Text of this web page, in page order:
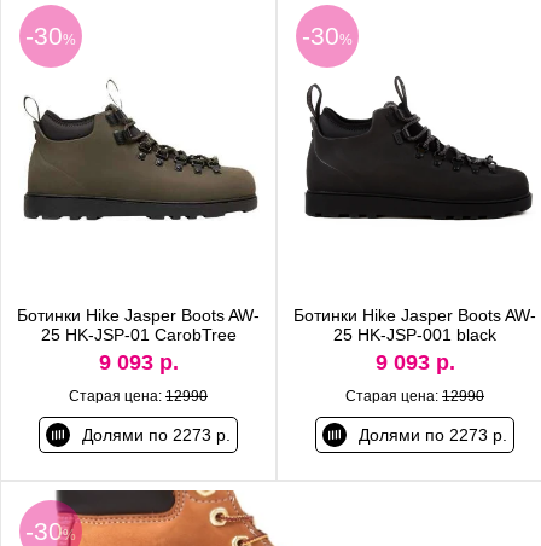
-30%
Ботинки Hike Jasper Boots AW-
25 HK-JSP-01 CarobTree
9 093 р.
Старая цена: 12990
Долями по 2273 р.
-30%
Ботинки Hike Jasper Boots AW-
25 HK-JSP-001 black
9 093 р.
Старая цена: 12990
Долями по 2273 р.
-30%